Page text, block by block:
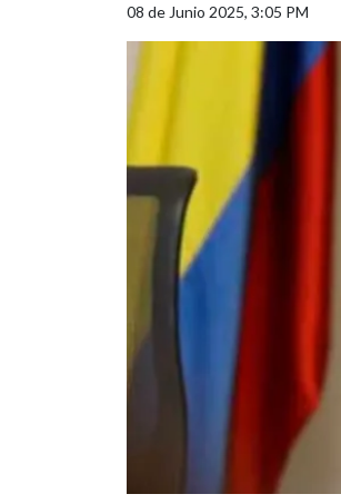
08 de Junio 2025, 3:05 PM